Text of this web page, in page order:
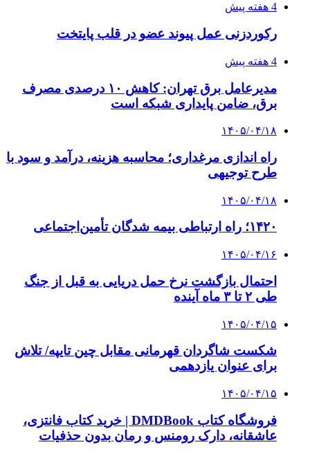
4 هفته پیش
رکوردزنی عمل پیوند عضو در قلب پایتخت
4 هفته پیش
مدیرعامل برق تهران: کاهش ۱۰ درصدی مصرف
برق، ضامن پایداری شبکه است
۱۴۰۵/۰۴/۱۸
راه اندازی مرغداری؛ محاسبه هزینه، درآمد و سود با
طرح توجیهی
۱۴۰۵/۰۴/۱۸
۱۴۲۰؛ راه ارتباطی بیمه شدگان تأمین‌اجتماعی
۱۴۰۵/۰۴/۱۶
احتمال بازگشت نرخ حمل دریایی به قبل از جنگ
طی ۲ تا ۳ ماه آینده
۱۴۰۵/۰۴/۱۵
شکست شاگردان قهرمانی مقابل چین تایپه/ تلاش
برای عنوان یازدهمی
۱۴۰۵/۰۴/۱۵
فروشگاه کتاب DMDBook | خرید کتاب فانتزی،
عاشقانه، دارک رومنس و رمان بدون حذفیات